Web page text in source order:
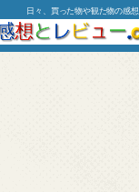
日々、買った物や観た物の感想